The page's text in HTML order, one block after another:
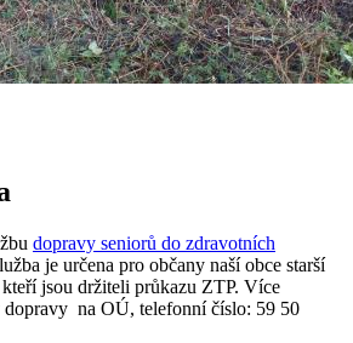
dopravy seniorů do zdravotních
je určena pro občany naší obce starší
jsou držiteli průkazu ZTP. Více
na OÚ, telefonní číslo: 59 50